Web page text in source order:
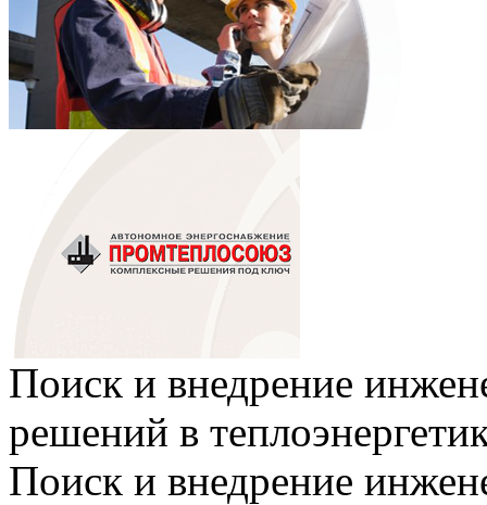
Поиск и внедрение
решений в
Поиск и внедрение